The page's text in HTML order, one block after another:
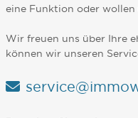
eine Funktion oder wollen
Wir freuen uns über Ihre
können wir unseren